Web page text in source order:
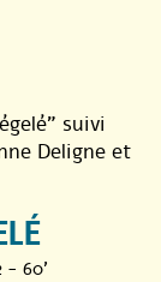
suivi
Deligne et
- 60'